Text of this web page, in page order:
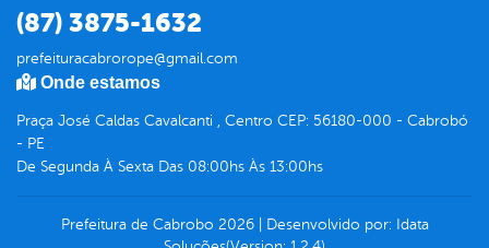
(87) 3875-1632
prefeituracabrorope@gmail.com
Onde estamos
Praça José Caldas Cavalcanti , Centro CEP: 56180-000 - Cabrobó
- PE
De Segunda À Sexta Das 08:00hs Às 13:00hs
Prefeitura de Cabrobo 2026| Desenvolvido por: Idata